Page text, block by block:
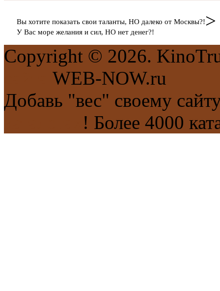
Вы хотите показать свои таланты, НО далеко от Москвы?!
У Вас море желания и сил, НО нет денег?!
>
Copyright © 2026.
WEB-NOW.ru
Добавь "вес" своему
! Более 4000